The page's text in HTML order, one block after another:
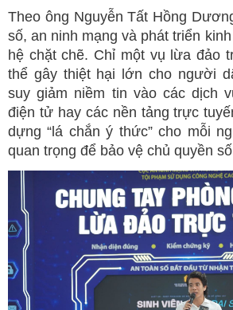
Theo ông Nguyễn Tất Hồng
số, an ninh mạng và phát triển
hệ chặt chẽ. Chỉ một vụ lừa đảo
thể gây thiệt hại lớn cho người
suy giảm niềm tin vào các dịch
điện tử hay các nền tảng trực
dựng “lá chắn ý thức” cho mỗi
quan trọng để bảo vệ chủ quyền